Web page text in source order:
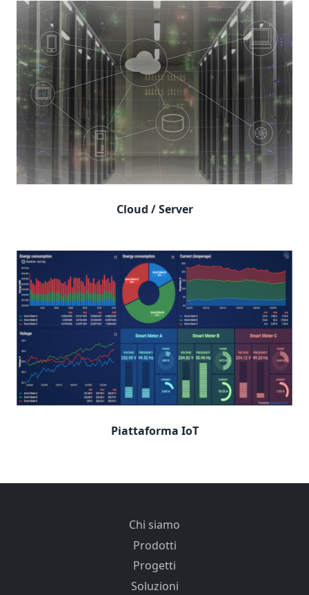
Cloud / Server
Piattaforma IoT
Chi siamo
Prodotti
Progetti
Soluzioni